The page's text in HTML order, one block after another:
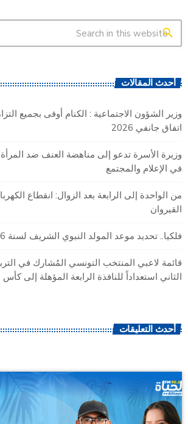
search
أحدث المقالات
وزير الشؤون الاجتماعية : الكنام أوفى بجميع
اتفاق جانفي 2026
وزيرة الأسرة تدعو إلى مناهضة العنف ضد
في الإعلام والمجتمع
من الواحدة إلى الرابعة بعد الزوال: انقطاع
القيروان
فلكيا.. تحديد موعد المولد النبوي الشريف لسنة 2026
قائمة لاعبي المنتخب التونسي المُشارك في
الثاني استعداداً للنافذة الرابعة المؤهلة إلى كأس
أحدث التعليقات